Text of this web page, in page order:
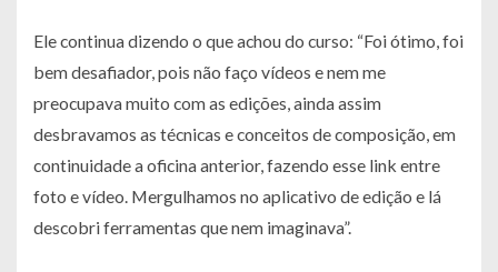
Ele continua dizendo o que achou do curso: “Foi ótimo, foi
bem desafiador, pois não faço vídeos e nem me
preocupava muito com as edições, ainda assim
desbravamos as técnicas e conceitos de composição, em
continuidade a oficina anterior, fazendo esse link entre
foto e vídeo. Mergulhamos no aplicativo de edição e lá
descobri ferramentas que nem imaginava”.